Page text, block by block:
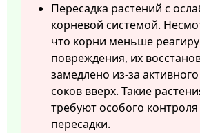
Пересадка растений с
корневой системой.
что корни меньше
повреждения, их
замедлено из-за
соков вверх. Такие
требуют особого
пересадки.